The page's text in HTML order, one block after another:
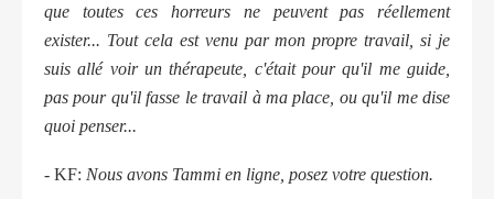
que toutes ces horreurs ne peuvent pas réellement
exister... Tout cela est venu par mon propre travail, si je
suis allé voir un thérapeute, c'était pour qu'il me guide,
pas pour qu'il fasse le travail à ma place, ou qu'il me dise
quoi penser...
- KF: Nous avons Tammi en ligne, posez votre question.